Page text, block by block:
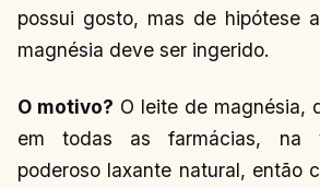
possui gosto, mas de hipótese
magnésia deve ser ingerido.
O motivo? O leite de magnésia,
em todas as farmácias, na
poderoso laxante natural, então